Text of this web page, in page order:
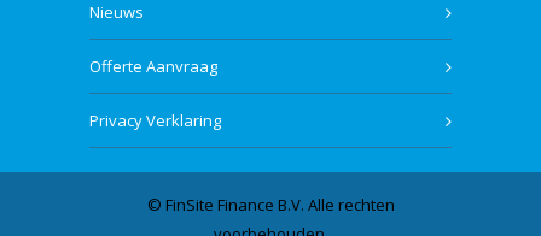
Nieuws
Offerte Aanvraag
Privacy Verklaring
© FinSite Finance B.V. Alle rechten